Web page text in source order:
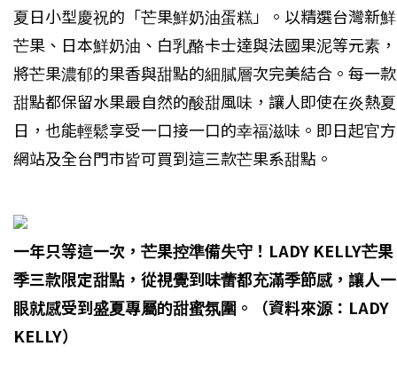
夏日小型慶祝的「芒果鮮奶油蛋糕」。以精選台灣新鮮
芒果、日本鮮奶油、白乳酪卡士達與法國果泥等元素，
將芒果濃郁的果香與甜點的細膩層次完美結合。每一款
甜點都保留水果最自然的酸甜風味，讓人即使在炎熱夏
日，也能輕鬆享受一口接一口的幸福滋味。即日起官方
網站及全台門市皆可買到這三款芒果系甜點。
一年只等這一次，芒果控準備失守！LADY KELLY芒果
季三款限定甜點，從視覺到味蕾都充滿季節感，讓人一
眼就感受到盛夏專屬的甜蜜氛圍。（資料來源：LADY
KELLY）